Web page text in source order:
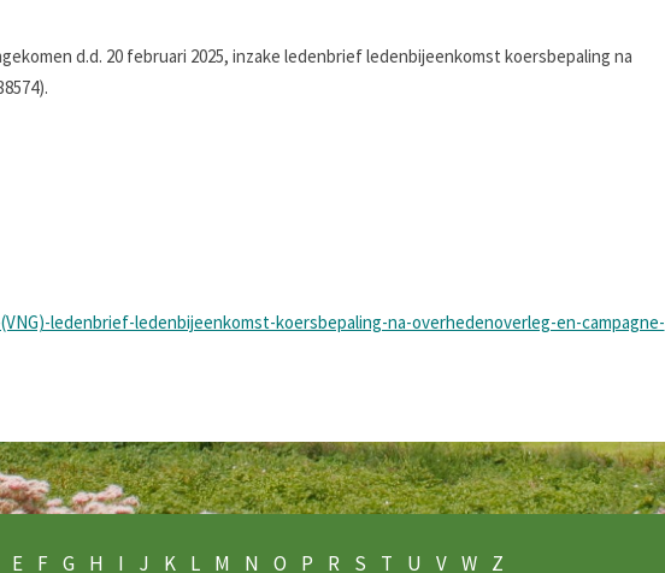
d.d. 20 februari 2025, inzake ledenbrief ledenbijeenkomst koersbepaling na
ledenbrief-ledenbijeenkomst-koersbepaling-na-overhedenoverleg-en-campagne-
E F G H I J K L M N O P R S T U V W Z